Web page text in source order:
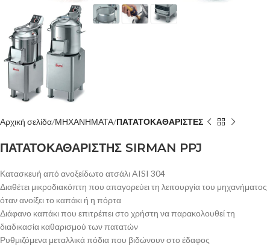
Αρχική σελίδα ΜΗΧΑΝΗΜΑΤΑ ΠΑΤΑΤΟΚΑΘΑΡΙΣΤΕΣ
ΠΑΤΑΤΟΚΑΘΑΡΙΣΤΗΣ SIRMAN PPJ
Κατασκευή από ανοξείδωτο ατσάλι AISI 304
Διαθέτει μικροδιακόπτη που απαγορεύει τη λειτουργία του μηχανήματος
όταν ανοίξει το καπάκι ή η πόρτα
Διάφανο καπάκι που επιτρέπει στο χρήστη να παρακολουθεί τη
διαδικασία καθαρισμού των πατατών
Ρυθμιζόμενα μεταλλικά πόδια που βιδώνουν στο έδαφος